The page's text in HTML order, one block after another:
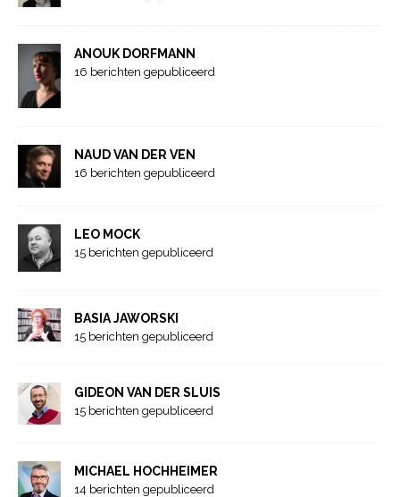
ANOUK DORFMANN
16 berichten gepubliceerd
NAUD VAN DER VEN
16 berichten gepubliceerd
LEO MOCK
15 berichten gepubliceerd
BASIA JAWORSKI
15 berichten gepubliceerd
GIDEON VAN DER SLUIS
15 berichten gepubliceerd
MICHAEL HOCHHEIMER
14 berichten gepubliceerd